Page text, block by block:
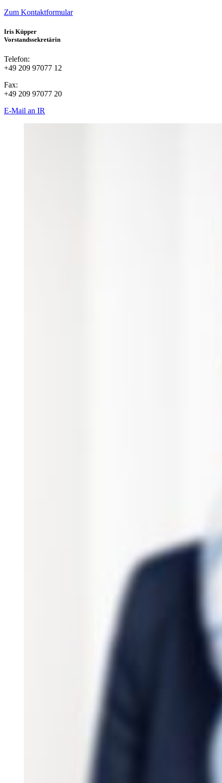
Zum Kontaktformular
Iris Küpper
Vorstandssekretärin
Telefon:
+49 209 97077 12
Fax:
+49 209 97077 20
E-Mail an IR